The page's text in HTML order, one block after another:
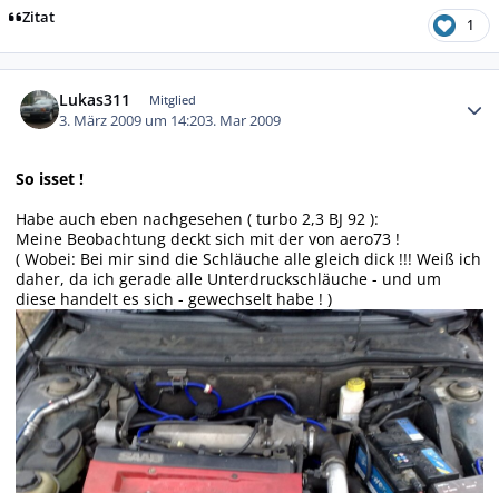
Zitat 1
Lukas311 Mitglied
3. März 2009 um 14:203. Mar 2009
So isset !
Habe auch eben nachgesehen ( turbo 2,3 BJ 92 ):
Meine Beobachtung deckt sich mit der von aero73 !
( Wobei: Bei mir sind die Schläuche alle gleich dick !!! Weiß ich
daher, da ich gerade alle Unterdruckschläuche - und um
diese handelt es sich - gewechselt habe ! )